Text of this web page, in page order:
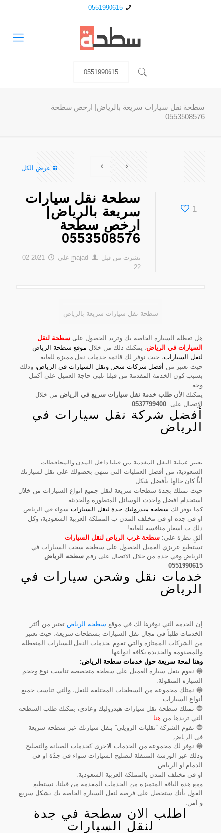
0551990615
0551990615
سطحة نقل سيارات سريعة بالرياض| ارخص سطحة
0553508576
عرض الكل
1
سطحة نقل سيارات
سريعة بالرياض|
ارخص سطحة
0553508576
نشرت من قبل majad على
2021-02-
22
سطحة نقل سيارات سريعة بالرياض
هل تعطلة السيارة الخاصة بك وتريد الحصول على سطحة لنقل
السيارات في الرياض، يمكنك ذلك من خلال موقع سطحة الرياض
لنقل السيارات، حيث نوفر لك قائمة خدمات نقل مميزة للغاية.
حيث نعتبر من أفضل شركات شحن ونقل السيارات في الرياض، وذلك
بسبب كون الخدمة المقدمة من قبلنا تلبي حاجة العميل على أكمل
وجه.
يمكنك الأن طلب خدمة نقل سيارات سريع في الرياض من خلال
الإتصال على: 0537799400
أفضل شركة نقل سيارات في
الرياض
تعتبر عملية النقل المقدمة من قبلنا داخل المدن والمحافظات
السعودية، من أفضل العمليات التي تنتهي بحصولك على نقل لسيارتك
أياً كان حالها بأفضل شكل.
حيث نمتلك بجدة سطحات سريعة لنقل جميع انواع السيارات من خلال
استخدام افضل واحدث الوسائل المتطورة والحديثة.
كما نوفر لك سطحه هيدروليك جدة لنقل السياراتسواء في الرياض
او في جده او في مختلف المدن ب المملكة العربية السعودية، وكل
ذلك ب اسعار منافسة للغاية!
ألقِ نظرة على: سطحة غرب الرياض لنقل السيارات
تستطيع عزيزي العميل الحصول على سطحة سحب السيارات في
الرياض وفي جدة من خلال الاتصال على رقم سطحه الرياض :
0551990615
خدمات نقل وشحن سيارات في
الرياض
إن الخدمة التي نوفرها لك في موقع سطحة الرياض تعتبر من أكثر
الخدمات طلباً في مجال نقل السيارات بسطحات سريعة، حيث نعتبر
من الشركات الممتازة والتي تقوم بخدمات النقل للسيارات المتعطلة
والمصدومة والجديدة بكافة انواعها.
وهنا لمحة سريعة حول خدمات سطحة الرياض:
🔵 نقوم بنقل سيارة العميل على سطحة متخصصة تناسب نوع وحجم
السياره المنقولة.
🔵 نمتلك مجموعة من السطحات المختلفة للنقل، والتي تناسب جميع
أنواع السيارات.
🔵 نمتلك سطحة نقل سيارات هيدروليك وعادي، يمكنك طلب السطحه
التي تريدها من هنا.
🔵 تقوم الشركة “نقليات الرويلي” بنقل سيارتك عبر سطحه سريعة
في الرياض.
🔵 نوفر لك مجموعة من الخدمات الاخرى كخدمات الصيانة والتصليح
وذلك عبر الورشة المتنقلة لتصليح السيارات سواء في جدّة او في
الدمام او الرياض.
او في مختلف المدن بالمملكة العربية السعودية.
ومع هذه الباقة المتميزة من الخدمات المقدمة من قبلنا، نستطيع
القول بأنك ستحصل على فرصة لنقل السيارة الخاصة بك بشكل سريع
و آمن.
اطلب الان سطحة في جدة
لنقل السيارات